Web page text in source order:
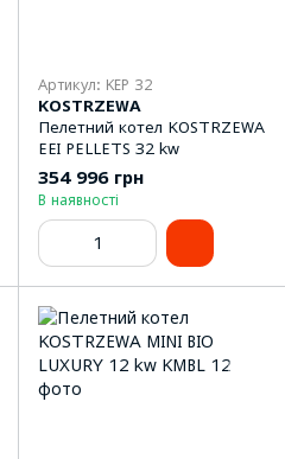
Артикул: KEP 32
KOSTRZEWA
Пелетний котел KOSTRZEWA
EEI PELLETS 32 kw
354 996 грн
В наявності